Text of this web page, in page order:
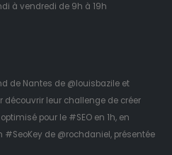
à vendredi de 9h à 19h
de Nantes de @louisbazile et
découvrir leur challenge de créer
pour le #SEO en 1h, en
#SeoKey de @rochdaniel, présentée